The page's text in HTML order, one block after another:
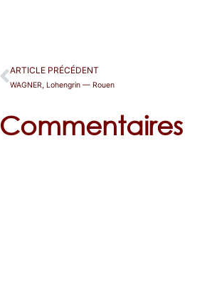
ARTICLE PRÉCÉDENT
WAGNER, Lohengrin — Rouen
Commentaires